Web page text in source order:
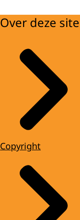
Over deze site
Copyright